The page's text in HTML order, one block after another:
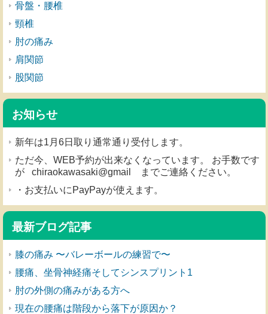
骨盤・腰椎
頸椎
肘の痛み
肩関節
股関節
お知らせ
新年は1月6日取り通常通り受付します。
ただ今、WEB予約が出来なくなっています。 お手数です
が chiraokawasaki@gmail までご連絡ください。
・お支払いにPayPayが使えます。
最新ブログ記事
膝の痛み 〜バレーボールの練習で〜
腰痛、坐骨神経痛そしてシンスプリント1
肘の外側の痛みがある方へ
現在の腰痛は階段から落下が原因か？